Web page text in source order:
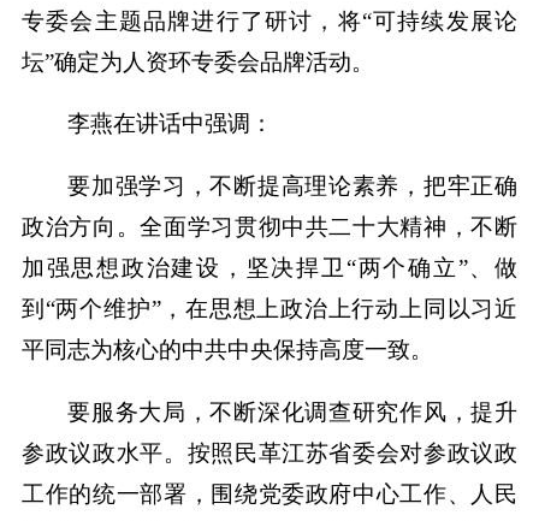
专委会主题品牌进行了研讨，将“可持续发展论
坛”确定为人资环专委会品牌活动。
李燕在讲话中强调：
要加强学习，不断提高理论素养，把牢正确
政治方向。全面学习贯彻中共二十大精神，不断
加强思想政治建设，坚决捍卫“两个确立”、做
到“两个维护”，在思想上政治上行动上同以习近
平同志为核心的中共中央保持高度一致。
要服务大局，不断深化调查研究作风，提升
参政议政水平。按照民革江苏省委会对参政议政
工作的统一部署，围绕党委政府中心工作、人民